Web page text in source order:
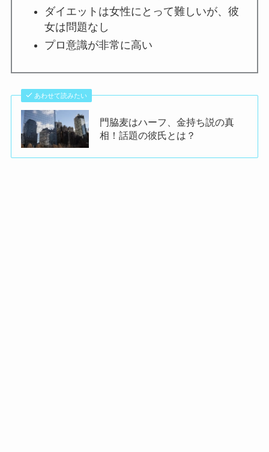
ダイエットは女性にとって難しいが、彼
女は問題なし
プロ意識が非常に高い
あわせて読みたい
門脇麦はハーフ、金持ち説の真
相！話題の彼氏とは？